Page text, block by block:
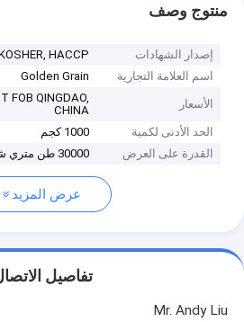
منتوج وصف
إصدار الشهادات
HACCP
اسم العلامة التجارية
Golden Grain
الأسعار
FOB QINGDAO,
CHINA
الحد الأدنى لكمية
1000 كجم
القدرة على العرض
30000 طن متري شهريا
عرض المزيد
تفاصيل
Mr. Andy Liu